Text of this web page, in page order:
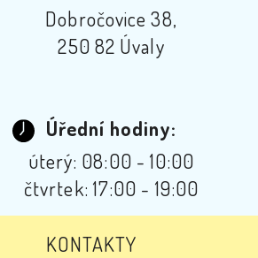
Dobročovice 38,
250 82 Úvaly
Úřední hodiny:
úterý: 08:00 - 10:00
čtvrtek: 17:00 - 19:00
KONTAKTY